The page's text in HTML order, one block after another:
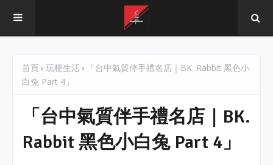
首頁 玩梗生活
「台中氣質伴手禮名店｜BK. Rabbit 黑色小
白兔 Part 4」
「台中氣質伴手禮名店｜BK.
Rabbit 黑色小白兔 Part 4」